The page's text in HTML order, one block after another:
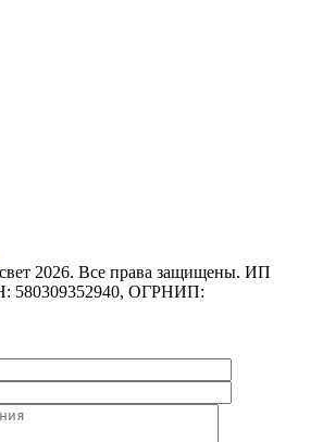
2026. Все права защищены. ИП
580309352940, ОГРНИП: